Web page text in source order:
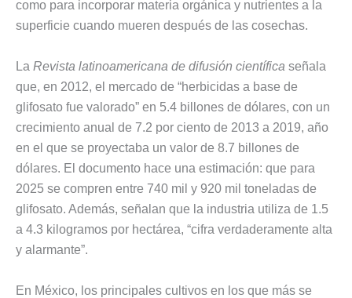
como para incorporar materia orgánica y nutrientes a la
superficie cuando mueren después de las cosechas.
La Revista latinoamericana de difusión científica señala
que, en 2012, el mercado de “herbicidas a base de
glifosato fue valorado” en 5.4 billones de dólares, con un
crecimiento anual de 7.2 por ciento de 2013 a 2019, año
en el que se proyectaba un valor de 8.7 billones de
dólares. El documento hace una estimación: que para
2025 se compren entre 740 mil y 920 mil toneladas de
glifosato. Además, señalan que la industria utiliza de 1.5
a 4.3 kilogramos por hectárea, “cifra verdaderamente alta
y alarmante”.
En México, los principales cultivos en los que más se